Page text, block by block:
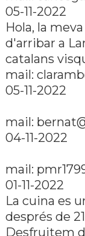
05-11-2022
Hola, la
d'arribar a
catalans
mail:
05-11-2022
mail:
04-11-2022
mail:
01-11-2022
La cuina es
després de
Desfruitem